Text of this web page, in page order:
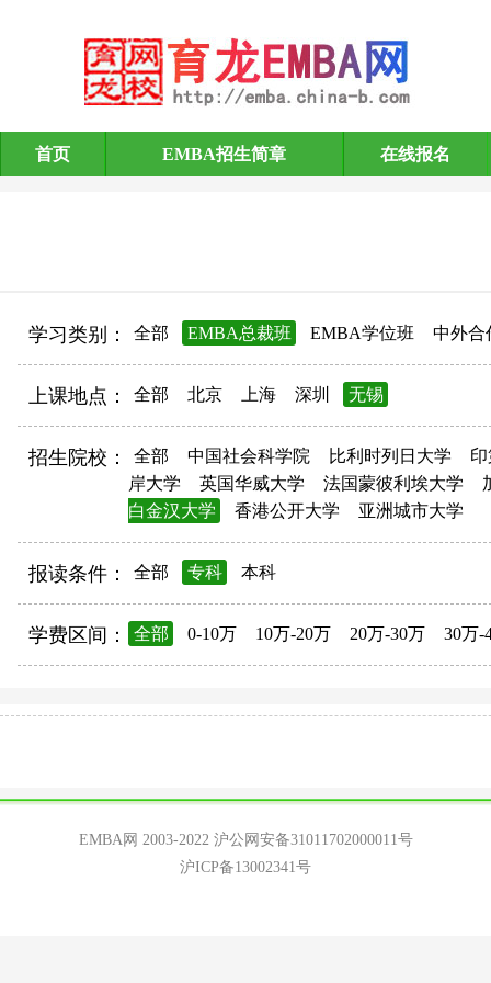
EMBA招生简章
首页 EMBA招生简章 在线报名
学习类别： 全部 EMBA总裁班 EMBA学位班 中外合
上课地点： 全部 北京 上海 深圳 无锡
招生院校： 全部 中国社会科学院 比利时列日大学
岸大学
英国华威大学 法国蒙彼利埃大学
白金汉大学
香港公开大学 亚洲城市大学
报读条件： 全部 专科 本科
学费区间： 全部 0-10万 10万-20万 20万-30万 30万-
EMBA网 2003-2022 沪公网安备31011702000011号
沪ICP备13002341号